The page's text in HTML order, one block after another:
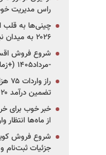
راس مدیریت
چینی‌ها به قلب
۲۰۲۶ به میدان نبرد خودروسازان جهان تبدیل می‌شود
-مرداد۱۴۰۵ (+زمان، قیمت و شرایط فروش)
تضمین درآمد ۴۲۰ هزار میلیاردی دولت؟
خبر خوب برای
از ماه‌ها انتظار
جزئیات ثبت‌نام